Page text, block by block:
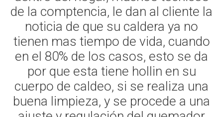
de la comptencia, le dan al cliente la
noticia de que su caldera ya no
tienen mas tiempo de vida, cuando
en el 80% de los casos, esto se da
por que esta tiene hollin en su
cuerpo de caldeo, si se realiza una
buena limpieza, y se procede a una